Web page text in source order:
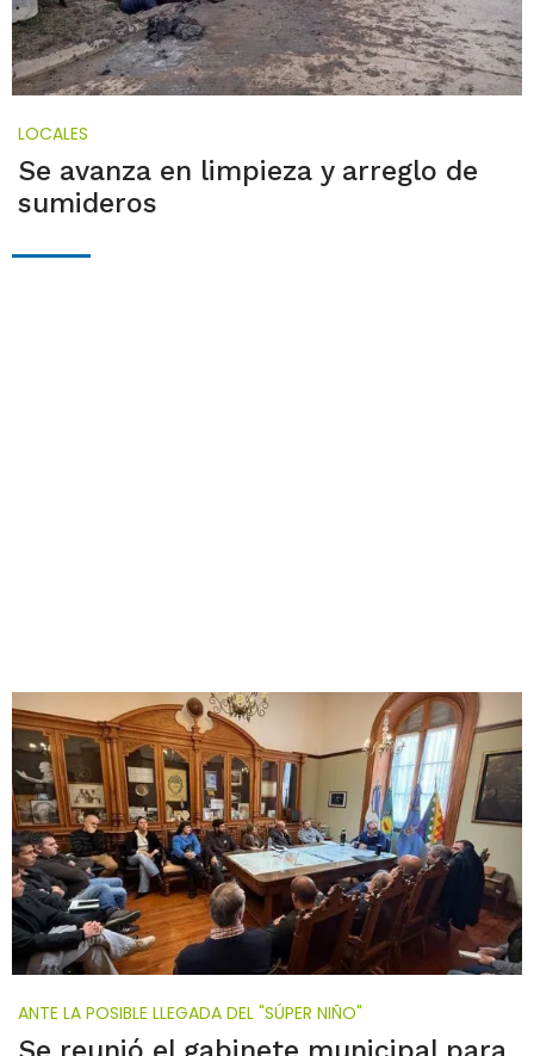
LOCALES
Se avanza en limpieza y arreglo de
sumideros
ANTE LA POSIBLE LLEGADA DEL "SÚPER NIÑO"